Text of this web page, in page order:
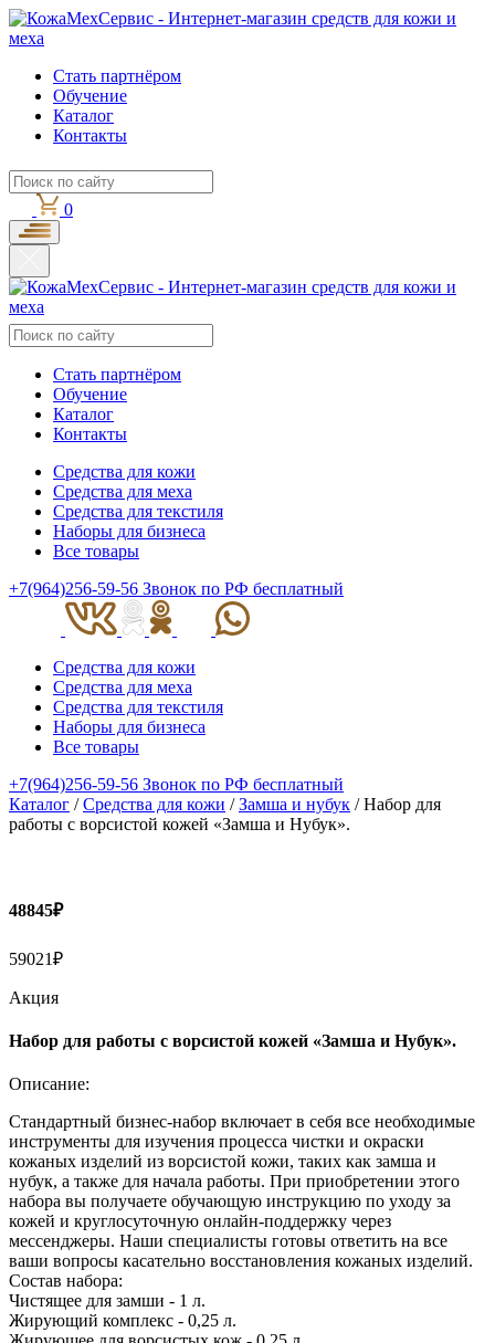
Стать партнёром
Обучение
Каталог
Контакты
0
Стать партнёром
Обучение
Каталог
Контакты
Средства для кожи
Средства для меха
Средства для текстиля
Наборы для бизнеса
Все товары
+7(964)256-59-56 Звонок по РФ бесплатный
Средства для кожи
Средства для меха
Средства для текстиля
Наборы для бизнеса
Все товары
+7(964)256-59-56 Звонок по РФ бесплатный
Каталог /Средства для кожи /Замша и нубук / Набор для
работы с ворсистой кожей «Замша и Нубук».
48845₽
59021₽
Акция
Набор для работы с ворсистой кожей «Замша и Нубук».
Описание:
Стандартный бизнес-набор включает в себя все необходимые
инструменты для изучения процесса чистки и окраски
кожаных изделий из ворсистой кожи, таких как замша и
нубук, а также для начала работы. При приобретении этого
набора вы получаете обучающую инструкцию по уходу за
кожей и круглосуточную онлайн-поддержку через
мессенджеры. Наши специалисты готовы ответить на все
ваши вопросы касательно восстановления кожаных изделий.
Состав набора:
Чистящее для замши - 1 л.
Жирующий комплекс - 0,25 л.